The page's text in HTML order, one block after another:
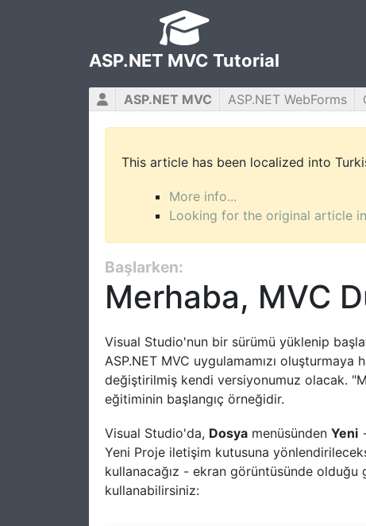
ASP.NET MVC Tutorial
ASP.NET MVC ASP.NET WebForms
This article has been localized into
More info...
Looking for the original article
Başlarken:
Merhaba, MVC
Visual Studio'nun bir sürümü yüklenip
ASP.NET MVC uygulamamızı oluşturmaya
değiştirilmiş kendi versiyonumuz olacak.
eğitiminin başlangıç örneğidir.
Visual Studio'da, Dosya menüsünden Yeni
Yeni Proje iletişim kutusuna
kullanacağız - ekran görüntüsünde
kullanabilirsiniz: